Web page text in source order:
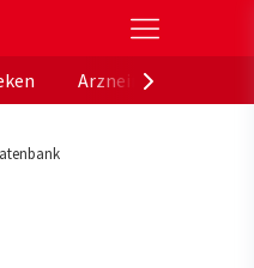
Gesundheitsportal der